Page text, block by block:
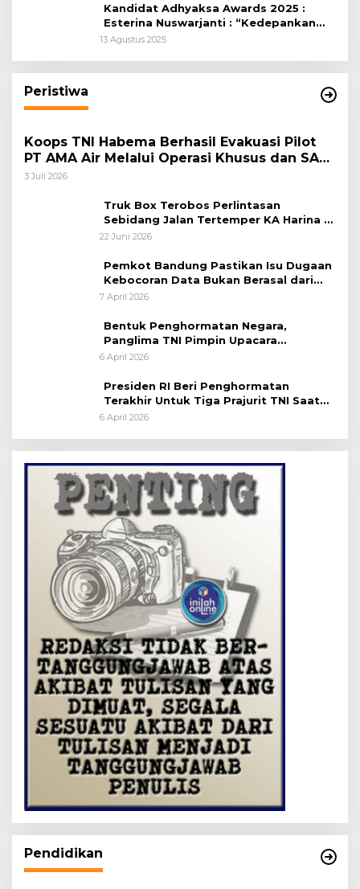
Kandidat Adhyaksa Awards 2025 :
Esterina Nuswarjanti : “Kedepankan
Keadilan Restoratif Wujudkan
13 Agustus 2025
Peristiwa
Koops TNI Habema Berhasil Evakuasi Pilot
PT AMA Air Melalui Operasi Khusus dan SAR
Taktis
3 Juli 2026
Truk Box Terobos Perlintasan
Sebidang Jalan Tertemper KA Harina di
Jalan Stasiun Poncol-Jrakah Semarang
22 Juni 2026
Pemkot Bandung Pastikan Isu Dugaan
Kebocoran Data Bukan Berasal dari
Server Disdukcapil
7 April 2026
Bentuk Penghormatan Negara,
Panglima TNI Pimpin Upacara
Pemakaman Militer
6 April 2026
Presiden RI Beri Penghormatan
Terakhir Untuk Tiga Prajurit TNI Saat
Persemayaman di Bandara Soekarno-
6 April 2026
Pendidikan